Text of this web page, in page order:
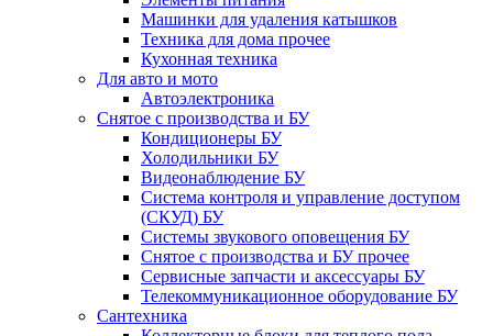
Машинки для удаления катышков
Техника для дома прочее
Кухонная техника
Для авто и мото
Автоэлектроника
Снятое с производства и БУ
Кондиционеры БУ
Холодильники БУ
Видеонаблюдение БУ
Система контроля и управление доступом
(СКУД) БУ
Системы звукового оповещения БУ
Снятое с производства и БУ прочее
Сервисные запчасти и аксессуары БУ
Телекоммуникационное оборудование БУ
Сантехника